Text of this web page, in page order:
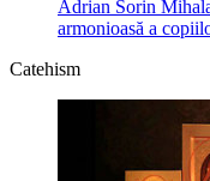
Adrian Sorin
armonioasă a
Catehism